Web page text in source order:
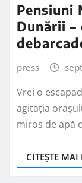
Pensiuni
Dunării
press
Vrei o
agitația
miros de apă
CITEȘTE